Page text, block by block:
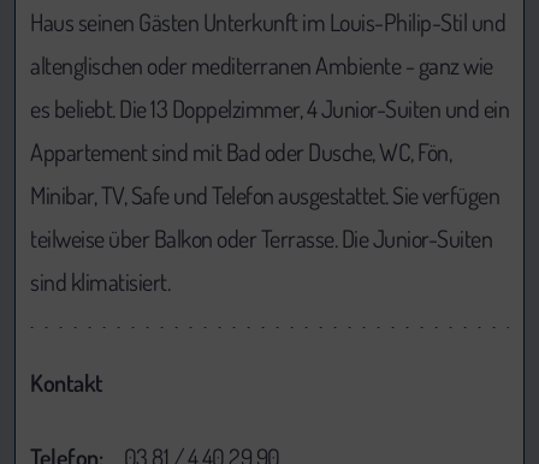
Haus seinen Gästen Unterkunft im Louis-Philip-Stil und
altenglischen oder mediterranen Ambiente - ganz wie
es beliebt. Die 13 Doppelzimmer, 4 Junior-Suiten und ein
Appartement sind mit Bad oder Dusche, WC, Fön,
Minibar, TV, Safe und Telefon ausgestattet. Sie verfügen
teilweise über Balkon oder Terrasse. Die Junior-Suiten
sind klimatisiert.
Kontakt
Telefon:
03 81 / 4 40 29 90